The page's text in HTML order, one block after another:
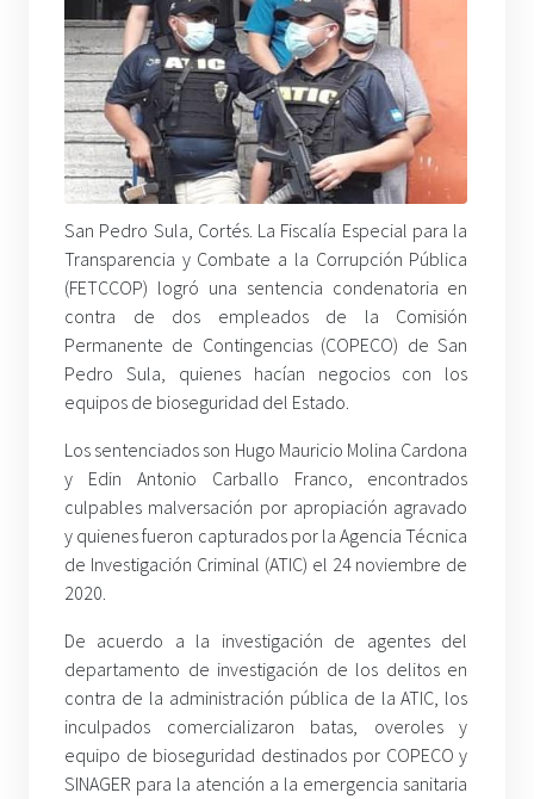
San Pedro Sula, Cortés. La Fiscalía Especial para la
Transparencia y Combate a la Corrupción Pública
(FETCCOP) logró una sentencia condenatoria en
contra de dos empleados de la Comisión
Permanente de Contingencias (COPECO) de San
Pedro Sula, quienes hacían negocios con los
equipos de bioseguridad del Estado.
Los sentenciados son Hugo Mauricio Molina Cardona
y Edin Antonio Carballo Franco, encontrados
culpables malversación por apropiación agravado
y quienes fueron capturados por la Agencia Técnica
de Investigación Criminal (ATIC) el 24 noviembre de
2020.
De acuerdo a la investigación de agentes del
departamento de investigación de los delitos en
contra de la administración pública de la ATIC, los
inculpados comercializaron batas, overoles y
equipo de bioseguridad destinados por COPECO y
SINAGER para la atención a la emergencia sanitaria